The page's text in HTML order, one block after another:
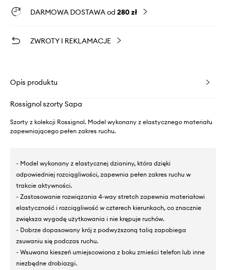
DARMOWA DOSTAWA od 280 zł
ZWROTY I REKLAMACJE
Opis produktu
Rossignol szorty Sapa
Szorty z kolekcji Rossignol. Model wykonany z elastycznego materiału
zapewniającego pełen zakres ruchu.
- Model wykonany z elastycznej dzianiny, która dzięki
odpowiedniej rozciągliwości, zapewnia pełen zakres ruchu w
trakcie aktywności.
- Zastosowanie rozwiązania 4-way stretch zapewnia materiałowi
elastyczność i rozciągliwość w czterech kierunkach, co znacznie
zwiększa wygodę użytkowania i nie krępuje ruchów.
- Dobrze dopasowany krój z podwyższoną talią zapobiega
zsuwaniu się podczas ruchu.
- Wsuwana kieszeń umiejscowiona z boku zmieści telefon lub inne
niezbędne drobiazgi.